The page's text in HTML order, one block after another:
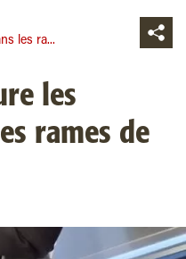
les ra...
les
rames de